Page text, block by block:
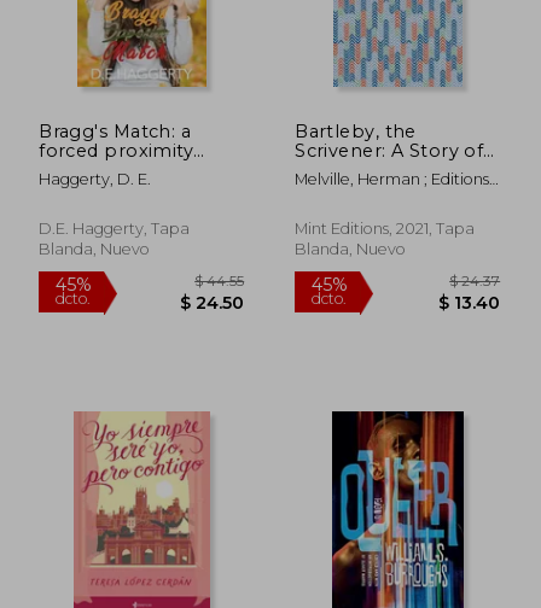
45% 45%
Bragg's Match: a
forced proximity
reverse age gap
small town romantic
Haggerty, D. E.
D.E. Haggerty, Tapa
Blanda, Nuevo
Bartleby, the
Scrivener: A Story of
Wall Street (Mint
Editions) (en Inglés)
Melville, Herman ; Editions,
Mint Editions, 2021, Tapa
Blanda, Nuevo